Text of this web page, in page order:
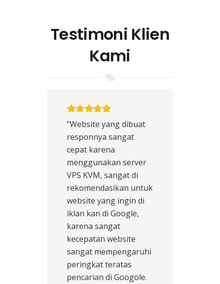
Testimoni Klien
Kami
“Website yang dibuat
responnya sangat
cepat karena
menggunakan server
VPS KVM, sangat di
rekomendasikan untuk
website yang ingin di
iklan kan di Google,
karena sangat
kecepatan website
sangat mempengaruhi
peringkat teratas
pencarian di Googole.